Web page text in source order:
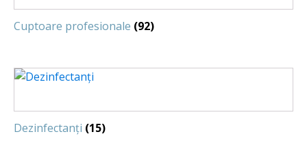
Cuptoare profesionale (92)
Dezinfectanți (15)